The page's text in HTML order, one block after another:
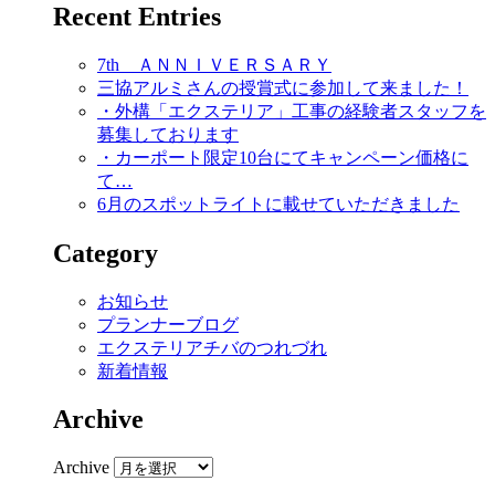
Recent Entries
7th ＡＮＮＩＶＥＲＳＡＲＹ
三協アルミさんの授賞式に参加して来ました！
・外構「エクステリア」工事の経験者スタッフを
募集しております
・カーポート限定10台にてキャンペーン価格に
て…
6月のスポットライトに載せていただきました
Category
お知らせ
プランナーブログ
エクステリアチバのつれづれ
新着情報
Archive
Archive